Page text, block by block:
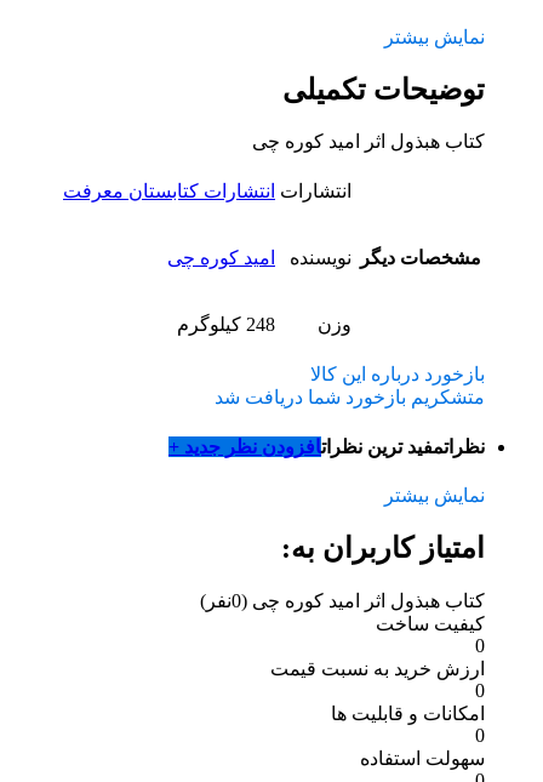
نمایش بیشتر
توضیحات تکمیلی
کتاب هبذول اثر امید کوره چی
مشخصات دیگر
انتشارات انتشارات کتابستان معرفت
نویسنده امید کوره چی
وزن 248 کیلوگرم
بازخورد درباره این کالا
متشکریم بازخورد شما دریافت شد
نظراتمفید ترین نظراتافزودن نظر جدید +
نمایش بیشتر
امتیاز کاربران به:
کتاب هبذول اثر امید کوره چی (0نفر)
کیفیت ساخت
0
ارزش خرید به نسبت قیمت
0
امکانات و قابلیت ها
0
سهولت استفاده